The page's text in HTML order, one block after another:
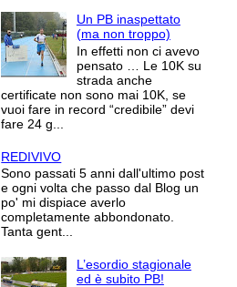
Un PB inaspettato
(ma non troppo)
In effetti non ci avevo
pensato … Le 10K su
strada anche
certificate non sono mai 10K, se
vuoi fare in record “credibile” devi
fare 24 g...
REDIVIVO
Sono passati 5 anni dall'ultimo post
e ogni volta che passo dal Blog un
po' mi dispiace averlo
completamente abbondonato.
Tanta gent...
L’esordio stagionale
ed è subito PB!